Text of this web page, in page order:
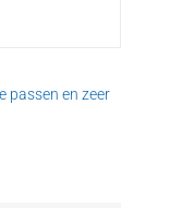
passen en zeer